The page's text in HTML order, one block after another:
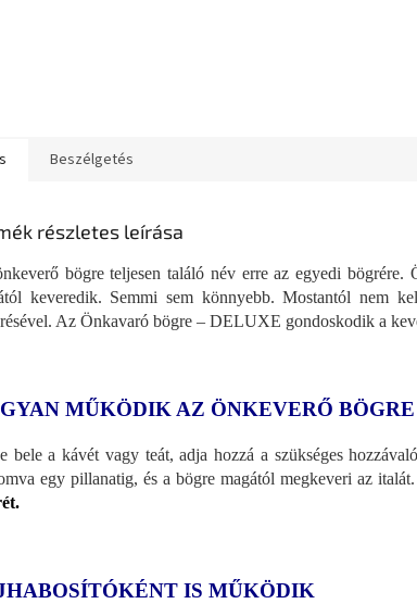
Beszélgetés
részletes leírása
bögre teljesen találó név erre az egyedi
keveredik. Semmi sem könnyebb. Mostantól nem
Az Önkavaró bögre – DELUXE gondoskodik a
MŰKÖDIK AZ ÖNKEVERŐ
bele a kávét vagy teát, adja hozzá a szükséges
egy pillanatig, és a bögre magától megkeveri az italát.
IS MŰKÖDIK